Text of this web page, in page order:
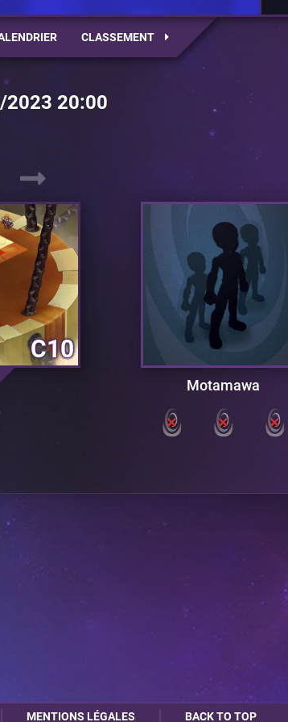
CLASSEMENT
2023 20:00
Motamawa
C10
MENTIONS LÉGALES BACK TO TOP